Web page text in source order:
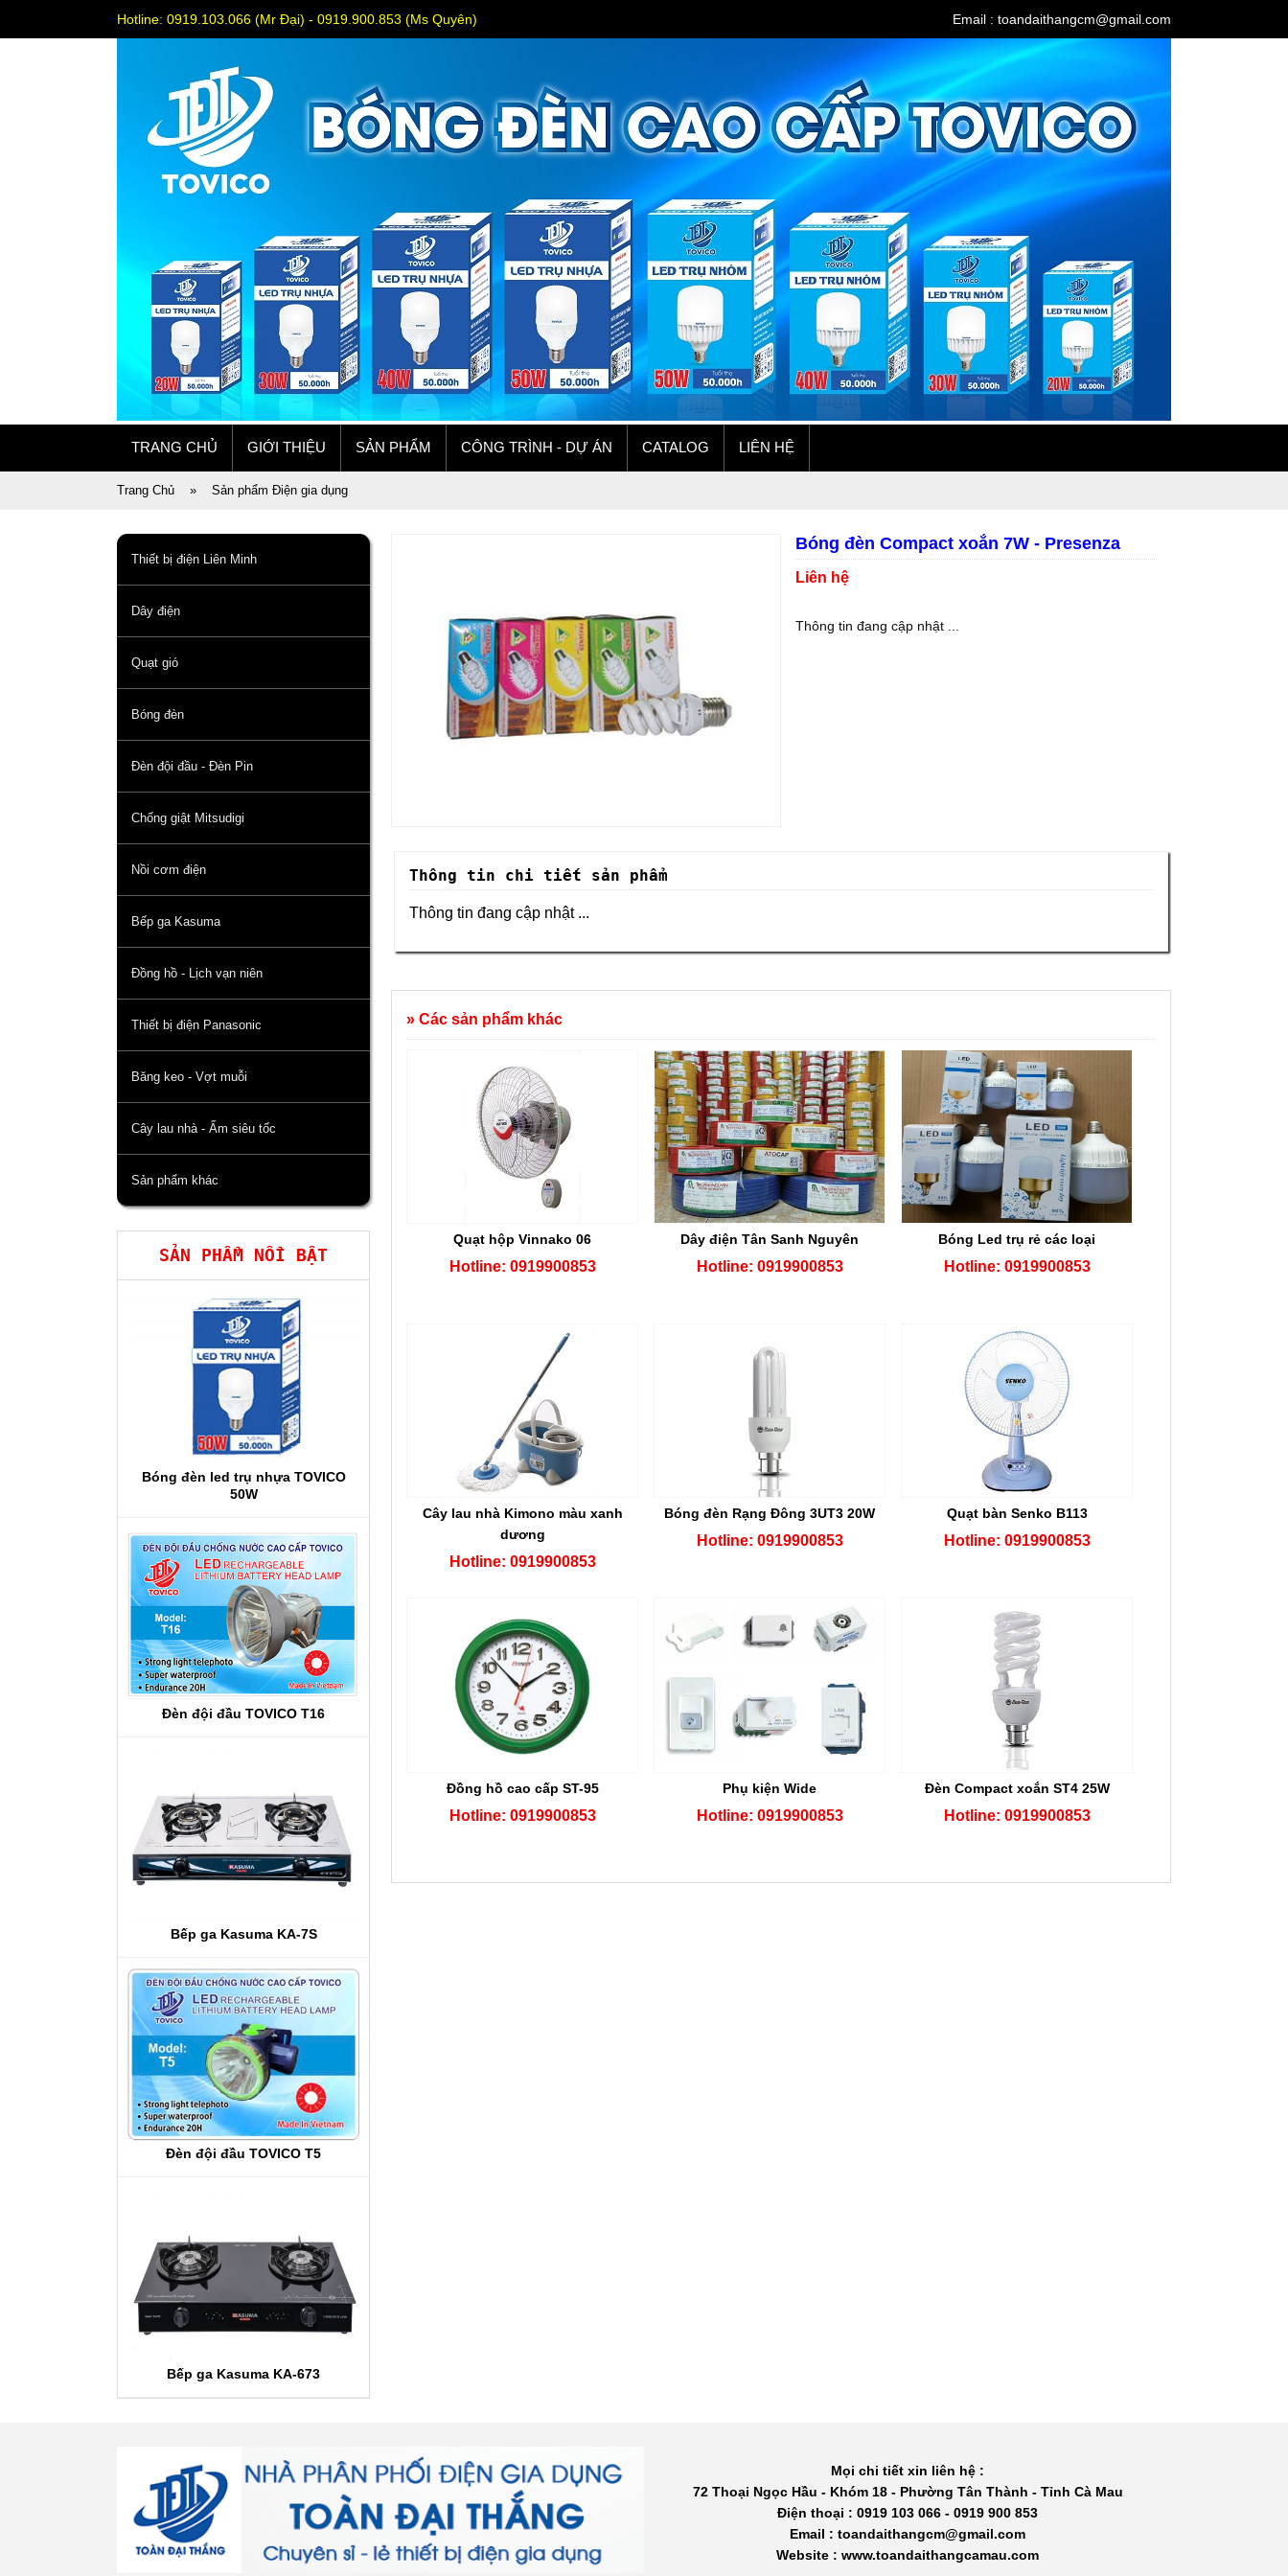
Hotline: 0919.103.066 (Mr Đại) - 0919.900.853 (Ms Quyên) Email : toandaithangcm@gmail.com
TRANG CHỦ GIỚI THIỆU SẢN PHẨM CÔNG TRÌNH - DỰ ÁN CATALOG LIÊN HỆ
Trang Chủ » Sản phẩm Điện gia dụng
Thiết bị điện Liên Minh
Dây điện
Quạt gió
Bóng đèn
Đèn đội đầu - Đèn Pin
Chống giật Mitsudigi
Nồi cơm điện
Bếp ga Kasuma
Đồng hồ - Lịch vạn niên
Thiết bị điện Panasonic
Băng keo - Vợt muỗi
Cây lau nhà - Ấm siêu tốc
Sản phẩm khác
SẢN PHẨM NỔI BẬT
Bóng đèn led trụ nhựa TOVICO
50W
Đèn đội đầu TOVICO T16
Bếp ga Kasuma KA-7S
Đèn đội đầu TOVICO T5
Bếp ga Kasuma KA-673
Bóng đèn Compact xoắn 7W - Presenza
Liên hệ
Thông tin đang cập nhật ...
Thông tin chi tiết sản phẩm
Thông tin đang cập nhật ...
» Các sản phẩm khác
Quạt hộp Vinnako 06
Hotline: 0919900853
Dây điện Tân Sanh Nguyên
Hotline: 0919900853
Bóng Led trụ rẻ các loại
Hotline: 0919900853
Cây lau nhà Kimono màu xanh
dương
Hotline: 0919900853
Bóng đèn Rạng Đông 3UT3 20W
Hotline: 0919900853
Quạt bàn Senko B113
Hotline: 0919900853
Đồng hồ cao cấp ST-95
Hotline: 0919900853
Phụ kiện Wide
Hotline: 0919900853
Đèn Compact xoắn ST4 25W
Hotline: 0919900853
Mọi chi tiết xin liên hệ :
72 Thoại Ngọc Hầu - Khóm 18 - Phường Tân Thành - Tỉnh Cà Mau
Điện thoại : 0919 103 066 - 0919 900 853
Email : toandaithangcm@gmail.com
Website : www.toandaithangcamau.com